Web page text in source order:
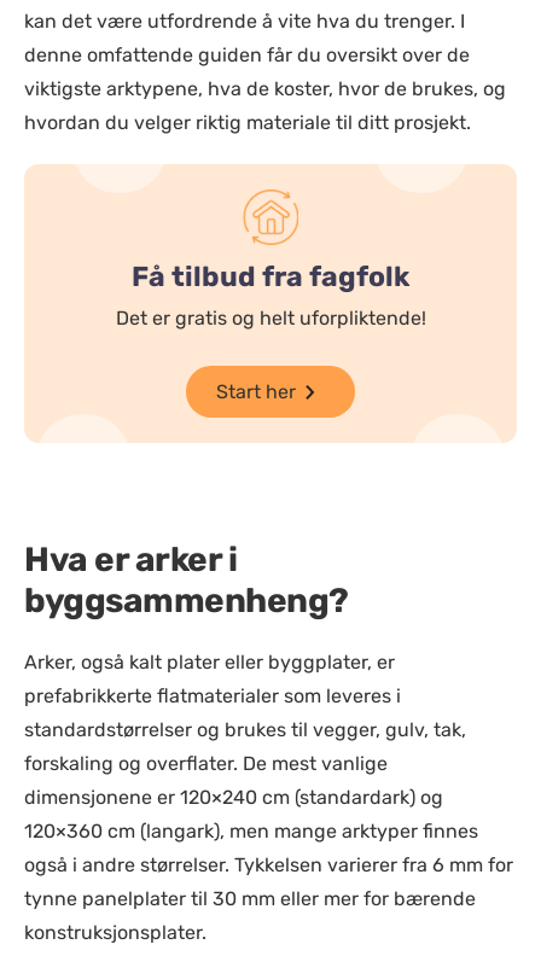
kan det være utfordrende å vite hva du trenger. I
denne omfattende guiden får du oversikt over de
viktigste arktypene, hva de koster, hvor de brukes, og
hvordan du velger riktig materiale til ditt prosjekt.
Få tilbud fra fagfolk
Det er gratis og helt uforpliktende!
Start her
Hva er arker i
byggsammenheng?
Arker, også kalt plater eller byggplater, er
prefabrikkerte flatmaterialer som leveres i
standardstørrelser og brukes til vegger, gulv, tak,
forskaling og overflater. De mest vanlige
dimensjonene er 120×240 cm (standardark) og
120×360 cm (langark), men mange arktyper finnes
også i andre størrelser. Tykkelsen varierer fra 6 mm for
tynne panelplater til 30 mm eller mer for bærende
konstruksjonsplater.